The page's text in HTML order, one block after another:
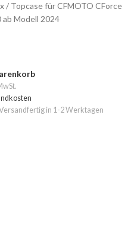
/ Topcase für CFMOTO CForce
Modell 2024
in 1-2 Werktagen